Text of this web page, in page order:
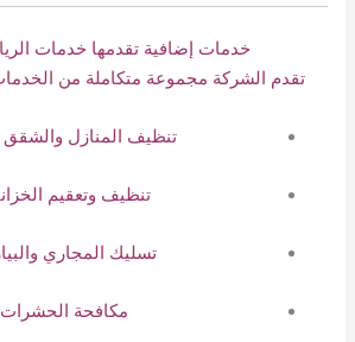
خدمات إضافية تقدمها خدمات
تقدم الشركة مجموعة متكاملة من
تنظيف المنازل والشقق
تنظيف وتعقيم
تسليك المجاري
مكافحة